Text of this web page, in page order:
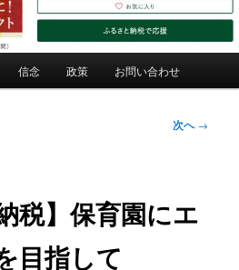
信念 政策 お問い合わせ
次へ→
税】保育園にエ
目指して